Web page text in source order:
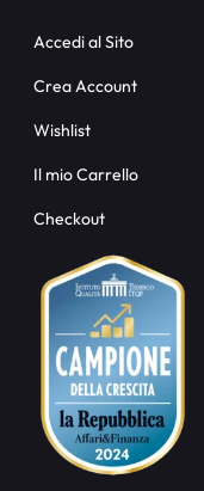
Accedi al Sito
Crea Account
Wishlist
Il mio Carrello
Checkout